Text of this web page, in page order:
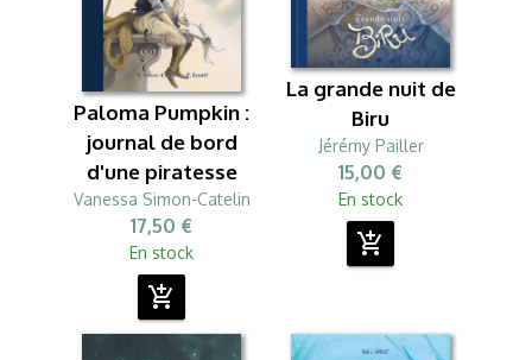
Paloma Pumpkin :
journal de bord
d'une piratesse
Vanessa Simon-Catelin
17,50 €
En stock
add_shopping_cart
La grande nuit de
Biru
Jérémy Pailler
15,00 €
En stock
add_shopping_cart